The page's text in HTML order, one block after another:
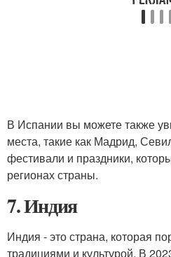
В Испании вы можете также
места, такие как Мадрид,
фестивали и праздники,
регионах страны.
7. Индия
Индия - это страна, которая
традициями и культурой. В